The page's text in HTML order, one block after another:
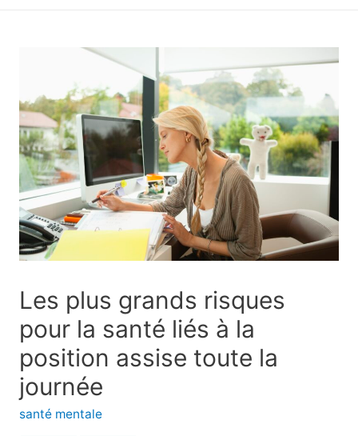
Les plus grands risques
pour la santé liés à la
position assise toute la
journée
santé mentale